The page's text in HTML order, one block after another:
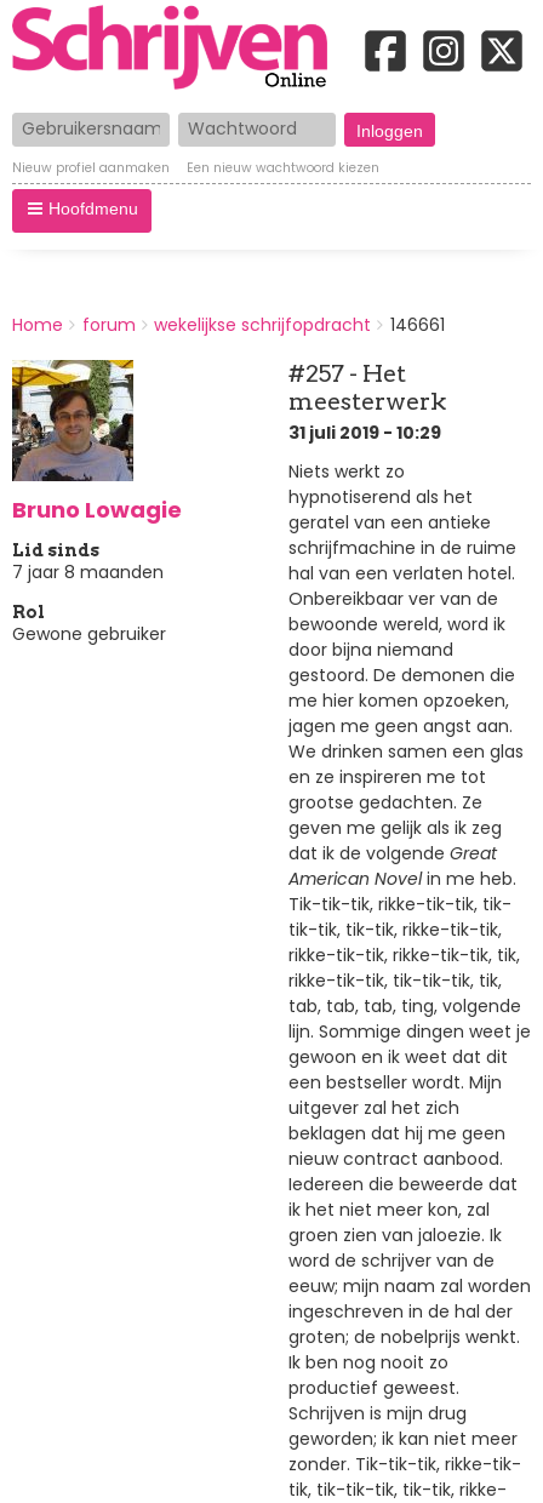
Gebruikersnaam Wachtwoord
Nieuw profiel aanmaken Een nieuw wachtwoord kiezen
Hoofdmenu
BREADCRUMBS
You
here:
Home forum wekelijkse schrijfopdracht 146661
Bruno Lowagie
Lid sinds
7 jaar 8 maanden
Rol
Gewone gebruiker
#257 - Het
meesterwerk
31 juli 2019 - 10:29
Niets werkt zo
hypnotiserend als het
geratel van een antieke
schrijfmachine in de ruime
hal van een verlaten hotel.
Onbereikbaar ver van de
bewoonde wereld, word ik
door bijna niemand
gestoord. De demonen die
me hier komen opzoeken,
jagen me geen angst aan.
We drinken samen een glas
en ze inspireren me tot
grootse gedachten. Ze
geven me gelijk als ik zeg
dat ik de volgende Great
American Novelin me heb.
Tik-tik-tik, rikke-tik-tik, tik-
tik-tik, tik-tik, rikke-tik-tik,
rikke-tik-tik, rikke-tik-tik, tik,
rikke-tik-tik, tik-tik-tik, tik,
tab, tab, tab, ting, volgende
lijn. Sommige dingen weet je
gewoon en ik weet dat dit
een bestseller wordt. Mijn
uitgever zal het zich
beklagen dat hij me geen
nieuw contract aanbood.
Iedereen die beweerde dat
ik het niet meer kon, zal
groen zien van jaloezie. Ik
word de schrijver van de
eeuw; mijn naam zal worden
ingeschreven in de hal der
groten; de nobelprijs wenkt.
Ik ben nog nooit zo
productief geweest.
Schrijven is mijn drug
geworden; ik kan niet meer
zonder. Tik-tik-tik, rikke-tik-
tik, tik-tik-tik, tik-tik, rikke-